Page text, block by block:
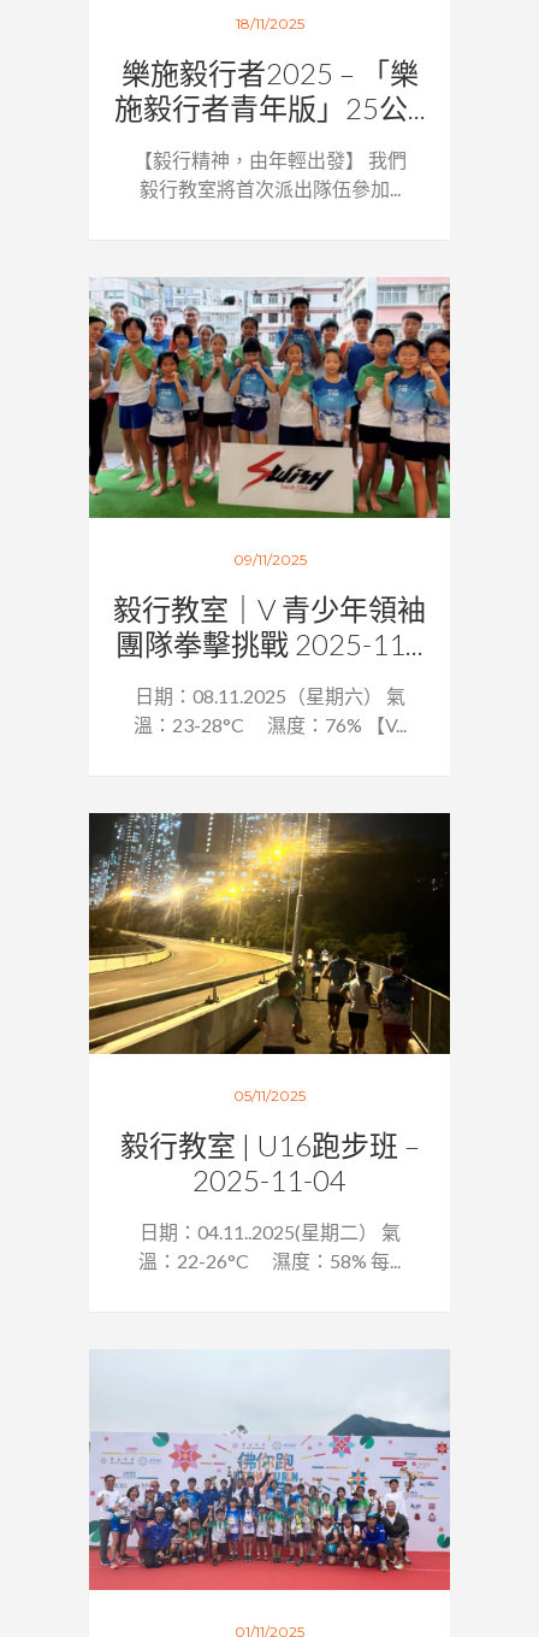
18/11/2025
樂施毅行者2025 – 「樂
施毅行者青年版」25公...
【毅行精神，由年輕出發】 我們
毅行教室將首次派出隊伍參加...
09/11/2025
毅行教室｜V 青少年領袖
團隊拳擊挑戰 2025-11...
日期：08.11.2025（星期六） 氣
溫：23-28°C 濕度：76% 【V...
05/11/2025
毅行教室 | U16跑步班 –
2025-11-04
日期：04.11..2025(星期二） 氣
溫：22-26°C 濕度：58% 每...
01/11/2025